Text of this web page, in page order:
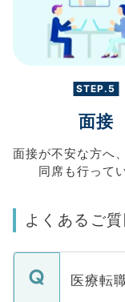
STEP.5
面接
面接が不安な方へ、
同席も行って
よくあるご
医療転